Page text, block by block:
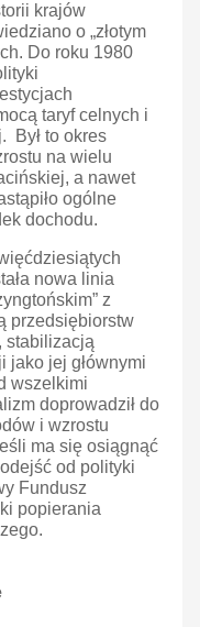
krajów
o „złotym
Do roku 1980
taryf celnych i
Był to okres
na wielu
a nawet
ogólne
dochodu.
nowa linia
z
przedsiębiorstw
stabilizacją
jako jej głównymi
wszelkimi
doprowadził do
i wzrostu
ma się osiągnąć
od polityki
Fundusz
popierania